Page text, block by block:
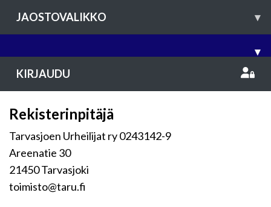
JAOSTOVALIKKO ▾
▾
KIRJAUDU
Rekisterinpitäjä
Tarvasjoen Urheilijat ry 0243142-9
Areenatie 30
21450 Tarvasjoki
toimisto@taru.fi